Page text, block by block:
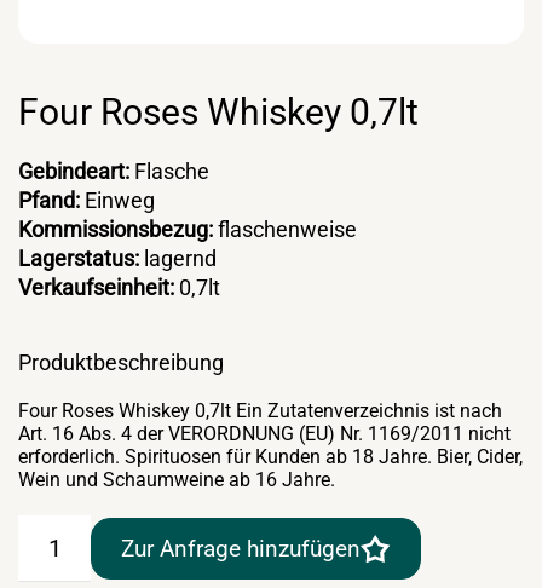
Four Roses Whiskey 0,7lt
Gebindeart: Flasche
Pfand: Einweg
Kommissionsbezug:flaschenweise
Lagerstatus: lagernd
Verkaufseinheit: 0,7lt
Produktbeschreibung
Four Roses Whiskey 0,7lt Ein Zutatenverzeichnis ist nach
Art. 16 Abs. 4 der VERORDNUNG (EU) Nr. 1169/2011 nicht
erforderlich. Spirituosen für Kunden ab 18 Jahre. Bier, Cider,
Wein und Schaumweine ab 16 Jahre.
Roses
Zur Anfrage hinzufügen